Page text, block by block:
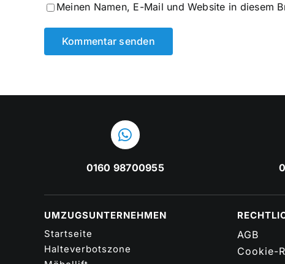
Meinen Namen, E-Mail und Website in diesem
0160 98700955
UMZUGSUNTERNEHMEN
Startseite
Halteverbotszone
AGB
Cookie-